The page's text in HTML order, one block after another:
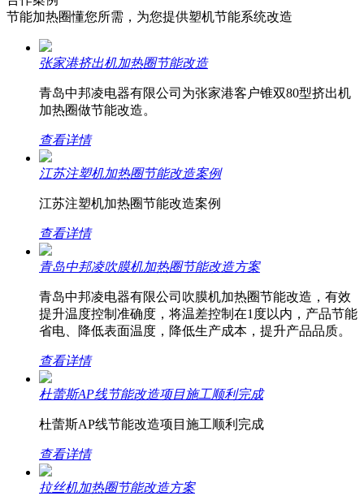
节能加热圈懂您所需，为您提供塑机节能系统改造
张家港挤出机加热圈节能改造
青岛中邦凌电器有限公司为张家港客户锥双80型挤出机
加热圈做节能改造。
查看详情
江苏注塑机加热圈节能改造案例
江苏注塑机加热圈节能改造案例
查看详情
青岛中邦凌吹膜机加热圈节能改造方案
青岛中邦凌电器有限公司吹膜机加热圈节能改造，有效
提升温度控制准确度，将温差控制在1度以内，产品节能
省电、降低表面温度，降低生产成本，提升产品品质。
查看详情
杜蕾斯AP线节能改造项目施工顺利完成
杜蕾斯AP线节能改造项目施工顺利完成
查看详情
拉丝机加热圈节能改造方案